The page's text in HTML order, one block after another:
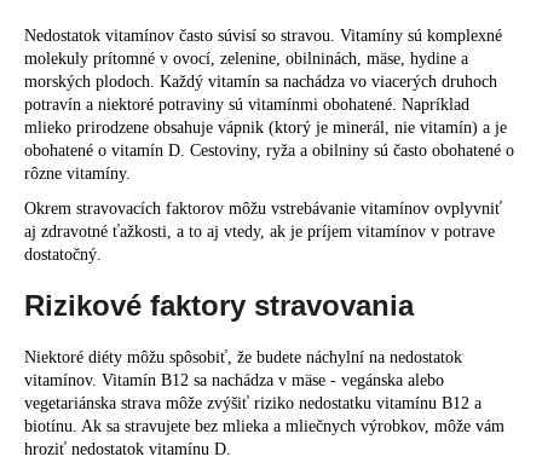
Nedostatok vitamínov často súvisí so stravou. Vitamíny sú komplexné
molekuly prítomné v ovocí, zelenine, obilninách, mäse, hydine a
morských plodoch. Každý vitamín sa nachádza vo viacerých druhoch
potravín a niektoré potraviny sú vitamínmi obohatené. Napríklad
mlieko prirodzene obsahuje vápnik (ktorý je minerál, nie vitamín) a je
obohatené o vitamín D. Cestoviny, ryža a obilniny sú často obohatené o
rôzne vitamíny.
Okrem stravovacích faktorov môžu vstrebávanie vitamínov ovplyvniť
aj zdravotné ťažkosti, a to aj vtedy, ak je príjem vitamínov v potrave
dostatočný.
Rizikové faktory stravovania
Niektoré diéty môžu spôsobiť, že budete náchylní na nedostatok
vitamínov. Vitamín B12 sa nachádza v mäse - vegánska alebo
vegetariánska strava môže zvýšiť riziko nedostatku vitamínu B12 a
biotínu. Ak sa stravujete bez mlieka a mliečnych výrobkov, môže vám
hroziť nedostatok vitamínu D.